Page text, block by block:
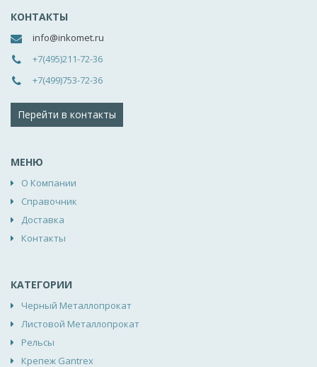
КОНТАКТЫ
info@inkomet.ru
+7(495)211-72-36
+7(499)753-72-36
Перейти в контакты
МЕНЮ
О Компании
Справочник
Доставка
Контакты
КАТЕГОРИИ
Черный Металлопрокат
Листовой Металлопрокат
Рельсы
Крепеж Gantrex